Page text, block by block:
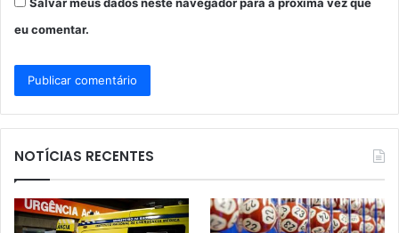
Salvar meus dados neste navegador para a próxima vez que
eu comentar.
NOTÍCIAS RECENTES